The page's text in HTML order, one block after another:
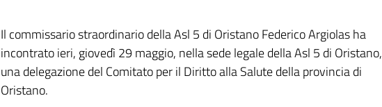
Il commissario straordinario della Asl 5 di Oristano Federico Argiolas ha
incontrato ieri, giovedì 29 maggio, nella sede legale della Asl 5 di Oristano,
una delegazione del Comitato per il Diritto alla Salute della provincia di
Oristano.